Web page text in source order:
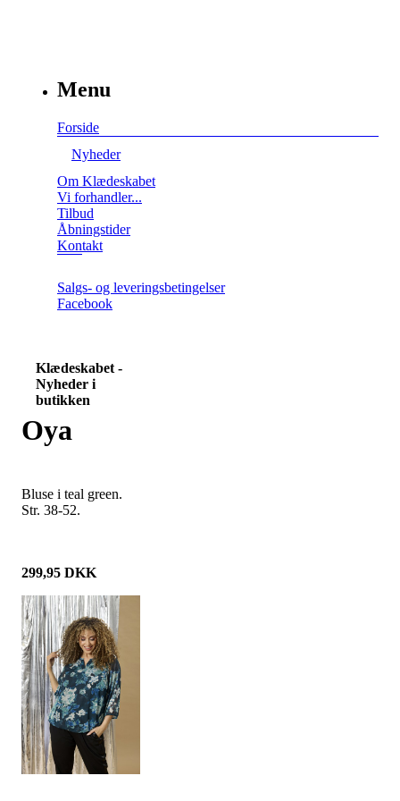
Menu
Forside
Nyheder
Om Klædeskabet
Vi forhandler...
Tilbud
Åbningstider
Kontakt
Salgs- og leveringsbetingelser
Facebook
Klædeskabet -
Nyheder i
butikken
Oya
Bluse i teal green.
Str. 38-52.
299,95 DKK